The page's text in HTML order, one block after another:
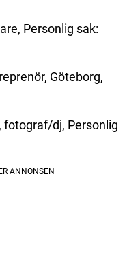
Personlig sak:
Göteborg,
fotograf/dj, Personlig